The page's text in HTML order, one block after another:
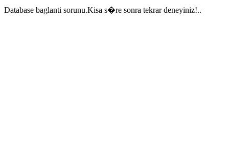
Database baglanti sorunu.Kisa s�re sonra tekrar deneyiniz!..